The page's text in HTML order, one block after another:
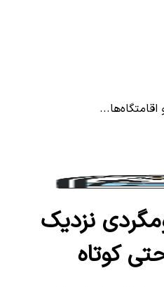
نزدیک
کوتاه